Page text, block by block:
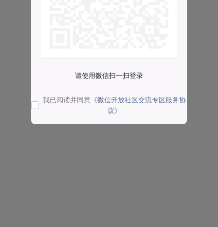
请使用微信扫一扫登录
我已阅读并同意 《微信开放社区交流专区服务协
议》